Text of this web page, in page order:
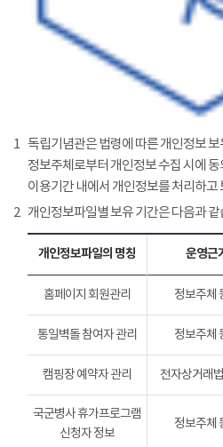
1 독립기념관은 법령에 따른 개인정보
정보주체로부터 개인정보 수집 시에
이용기간 내에서 개인정보를 처리하고
2 개인정보파일별 보유 기간은 다음과 같
개인정보파일의 명칭 운영근
홈페이지 회원관리 정보주체
통일벽돌 참여자 관리 정보주체
캠핑장 예약자 관리 전자상거래
국군병사 휴가프로그램
신청자 정보
정보주체